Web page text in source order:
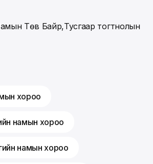
Төв Байр,Тусгаар тогтнолын
хороо
намын хороо
намын хороо